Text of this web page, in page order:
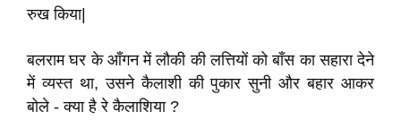
रुख किया|
बलराम घर के आँगन में लौकी की लत्तियों को बाँस का सहारा देने
में व्यस्त था,उसने कैलाशी की पुकार सुनी और बहार आकर
बोले - क्या है रे कैलाशिया ?